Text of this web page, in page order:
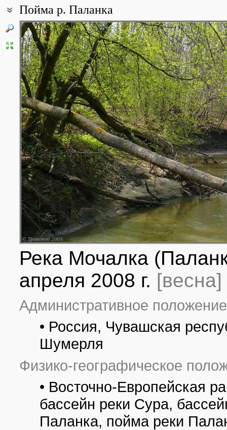
Пойма р. Паланка
Координаты:
55° 28′ 15.66″ с.ш., 46° 22′ 31.63″ в.д. (смотреть на картахGoogle
Описание точки:
Пойма реки проходящей по окраине г. Шумерля, впадающей в
вытекает как р. Мочалка
Все фотографии(8) Фото растений и лишайников(111)
Река Мочалка
апреля 2008 г. [весна]
Административное
• Россия, Чувашская
Шумерля
Физико-географическое
• Восточно-Европейская
бассейн реки Сура,
Паланка, пойма реки